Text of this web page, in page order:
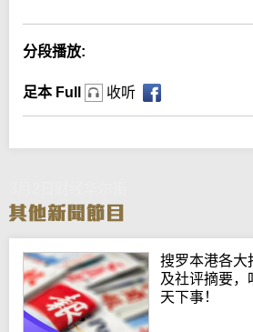
分段播放:
足本 Full 收听
搜罗本港各大
及社评摘要，
天下事！